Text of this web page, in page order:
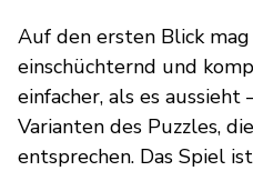
Auf den ersten Blick
einschüchternd und
einfacher, als es
Varianten des Puzzles,
entsprechen. Das Spiel